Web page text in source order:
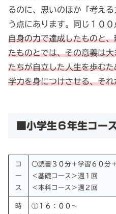
るのに、思いのほか「考え
う点にあります。同じ１００
自身の力で達成したものと
たものとでは、その意義は
たちが自立した人生を歩む
学力を身につけさせる、そ
■小学生６年生コース
コ
ー
ス
○読書３０分＋学習６０分
＜基礎コース＞週１回
＜本科コース＞週２回
時
①１６：００～